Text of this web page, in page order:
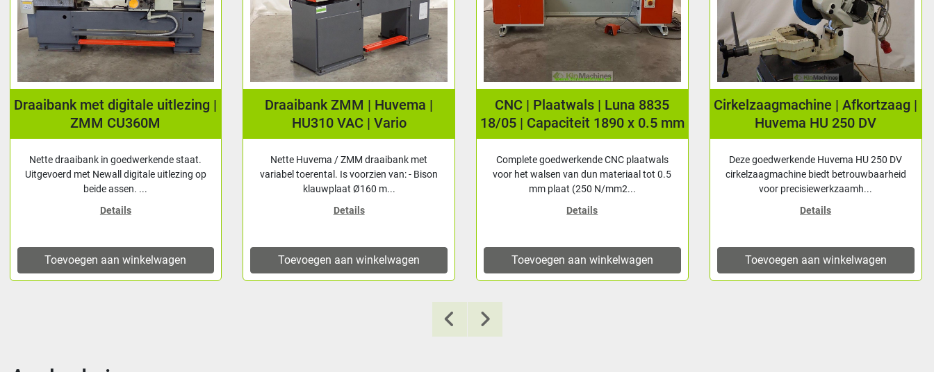
Draaibank met digitale uitlezing |
ZMM CU360M
Nette draaibank in goedwerkende staat.
Uitgevoerd met Newall digitale uitlezing op
beide assen. ...
Details
Toevoegen aan winkelwagen
Draaibank ZMM | Huvema |
HU310 VAC | Vario
Nette Huvema / ZMM draaibank met
variabel toerental. Is voorzien van: - Bison
klauwplaat Ø160 m...
Details
Toevoegen aan winkelwagen
CNC | Plaatwals | Luna 8835
18/05 | Capaciteit 1890 x 0.5 mm
Complete goedwerkende CNC plaatwals
voor het walsen van dun materiaal tot 0.5
mm plaat (250 N/mm2...
Details
Toevoegen aan winkelwagen
Cirkelzaagmachine | Afkortzaag |
Huvema HU 250 DV
Deze goedwerkende Huvema HU 250 DV
cirkelzaagmachine biedt betrouwbaarheid
voor precisiewerkzaamh...
Details
Toevoegen aan winkelwagen